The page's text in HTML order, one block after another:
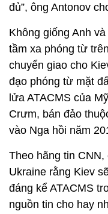
đủ”, ông Antonov
Không giống Anh
tầm xa phóng từ
chuyển giao cho
đạo phóng từ mặt
lửa ATACMS của
Crưm, bán đảo
vào Nga hồi năm
Theo hãng tin
Ukraine rằng Kiev
đáng kể ATACMS
nguồn tin cho hay